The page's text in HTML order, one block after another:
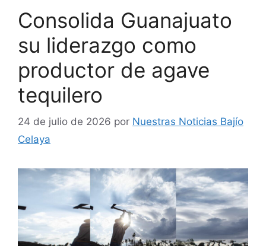
Consolida Guanajuato
su liderazgo como
productor de agave
tequilero
24 de julio de 2026 por Nuestras Noticias Bajío
Celaya